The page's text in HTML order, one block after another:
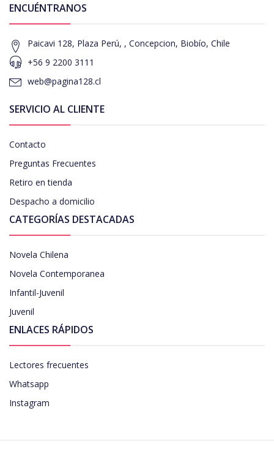
ENCUÉNTRANOS
Paicavi 128, Plaza Perú, , Concepcion, Biobío, Chile
+56 9 2200 3111
web@pagina128.cl
SERVICIO AL CLIENTE
Contacto
Preguntas Frecuentes
Retiro en tienda
Despacho a domicilio
CATEGORÍAS DESTACADAS
Novela Chilena
Novela Contemporanea
Infantil-Juvenil
Juvenil
ENLACES RÁPIDOS
Lectores frecuentes
Whatsapp
Instagram